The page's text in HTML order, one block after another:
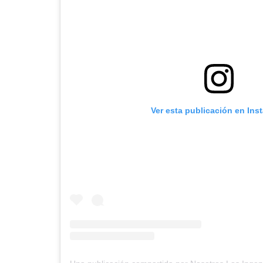
Ver esta publicación en